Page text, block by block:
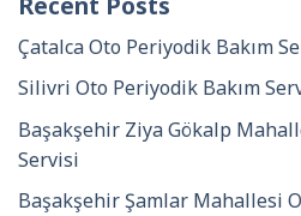
Çatalca Oto Periyodik Bakım
Silivri Oto Periyodik Bakım
Başakşehir Ziya Gökalp
Servisi
Başakşehir Şamlar Mahallesi